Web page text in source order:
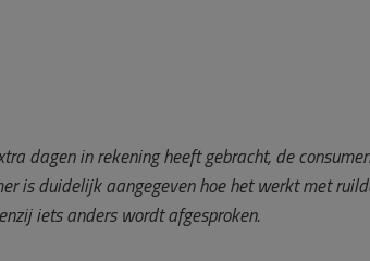
dagen in rekening heeft gebracht, de
is duidelijk aangegeven hoe het werkt met
iets anders wordt afgesproken.